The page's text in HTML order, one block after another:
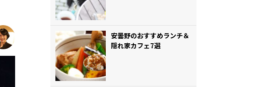
安曇野のおすすめランチ＆
隠れ家カフェ7選